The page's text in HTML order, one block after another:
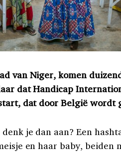
van Niger, komen
dat Handicap
dat door België wordt
je dan aan? Een
en haar baby, beiden